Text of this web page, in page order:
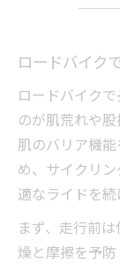
ロー
シ
ロー
ロー
ミン
汗や摩擦
ロー
ロードバイク
ロードバイク
のが肌荒れや
肌のバリア機
め、サイクリ
適なライドを続
まず、走行前
燥と摩擦を予